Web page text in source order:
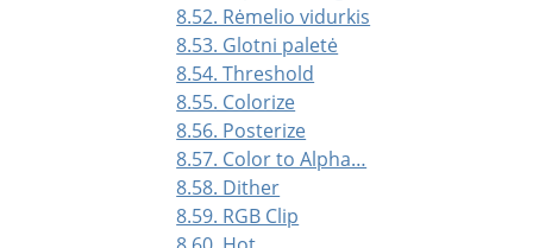
8.52. Rėmelio vidurkis
8.53. Glotni paletė
8.54. Threshold
8.55. Colorize
8.56. Posterize
8.57. Color to Alpha…
8.58. Dither
8.59. RGB Clip